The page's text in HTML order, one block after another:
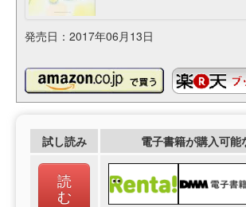
発売日：2017年06月13日
試し読み 電子書籍が購入可能
読
む